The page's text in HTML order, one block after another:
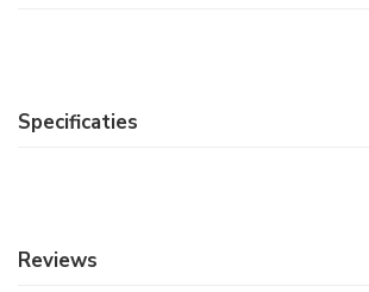
Specificaties
Reviews